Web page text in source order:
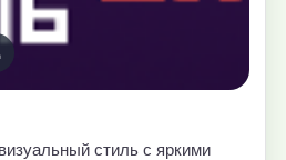
стиль с яркими